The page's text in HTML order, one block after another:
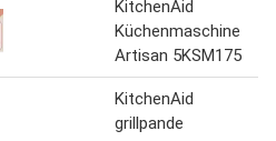
KitchenAid
Küchenmaschine
Artisan 5KSM175
KitchenAid
grillpande